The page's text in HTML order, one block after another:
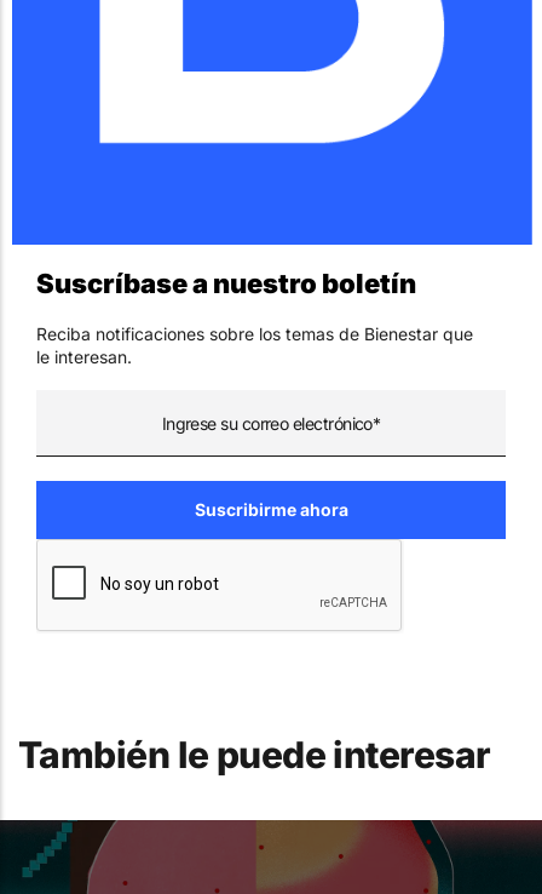
Suscríbase a nuestro boletín
Reciba notificaciones sobre los temas de Bienestar que
le interesan.
También le puede interesar